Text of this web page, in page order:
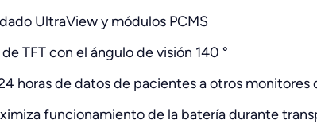
UltraView y módulos PCMS
TFT con el ángulo de visión 140 °
horas de datos de pacientes a otros monitores
funcionamiento de la batería durante